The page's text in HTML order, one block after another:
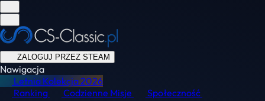
ZALOGUJ PRZEZ STEAM
Nawigacja
Letnia Kolekcja2026
Ranking
Codzienne Misje
Społeczność